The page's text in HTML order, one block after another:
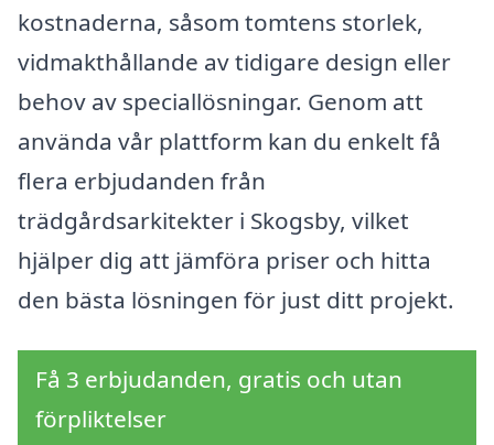
kostnaderna, såsom tomtens storlek,
vidmakthållande av tidigare design eller
behov av speciallösningar. Genom att
använda vår plattform kan du enkelt få
flera erbjudanden från
trädgårdsarkitekter i Skogsby, vilket
hjälper dig att jämföra priser och hitta
den bästa lösningen för just ditt projekt.
Få 3 erbjudanden, gratis och utan
förpliktelser